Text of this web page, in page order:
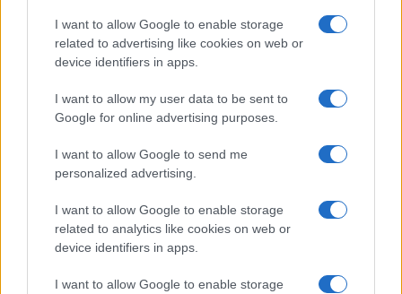
I want to allow Google to enable storage
related to advertising like cookies on web or
device identifiers in apps.
I want to allow my user data to be sent to
Google for online advertising purposes.
I want to allow Google to send me
personalized advertising.
I want to allow Google to enable storage
related to analytics like cookies on web or
device identifiers in apps.
I want to allow Google to enable storage
Brent cae un 8.3% y arrastra a las materias primas en agosto
Lucía Herrera · 6 Ago 2026